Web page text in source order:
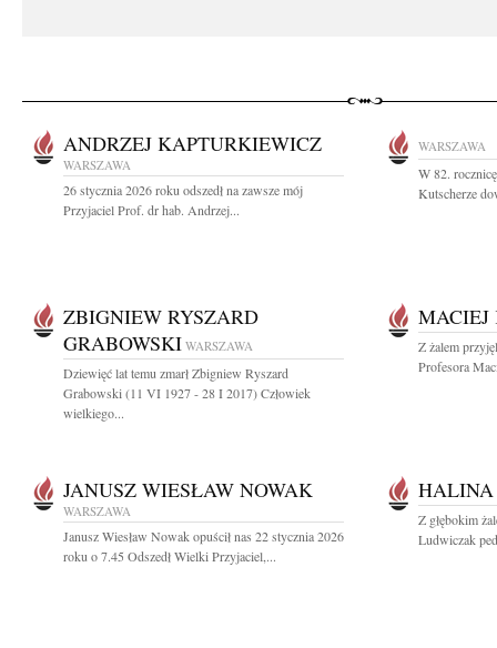
ANDRZEJ KAPTURKIEWICZ
WARSZAWA
26 stycznia 2026 roku odszedł na zawsze mój
Przyjaciel Prof. dr hab. Andrzej...
WARSZAWA
W 82.
Kutscherze
ZBIGNIEW RYSZARD
GRABOWSKI WARSZAWA
Dziewięć lat temu zmarł Zbigniew Ryszard
Grabowski (11 VI 1927 - 28 I 2017) Człowiek
wielkiego...
Z żalem
Profesora
JANUSZ WIESŁAW NOWAK
WARSZAWA
Janusz Wiesław Nowak opuścił nas 22 stycznia 2026
roku o 7.45 Odszedł Wielki Przyjaciel,...
Z głębokim
Ludwiczak